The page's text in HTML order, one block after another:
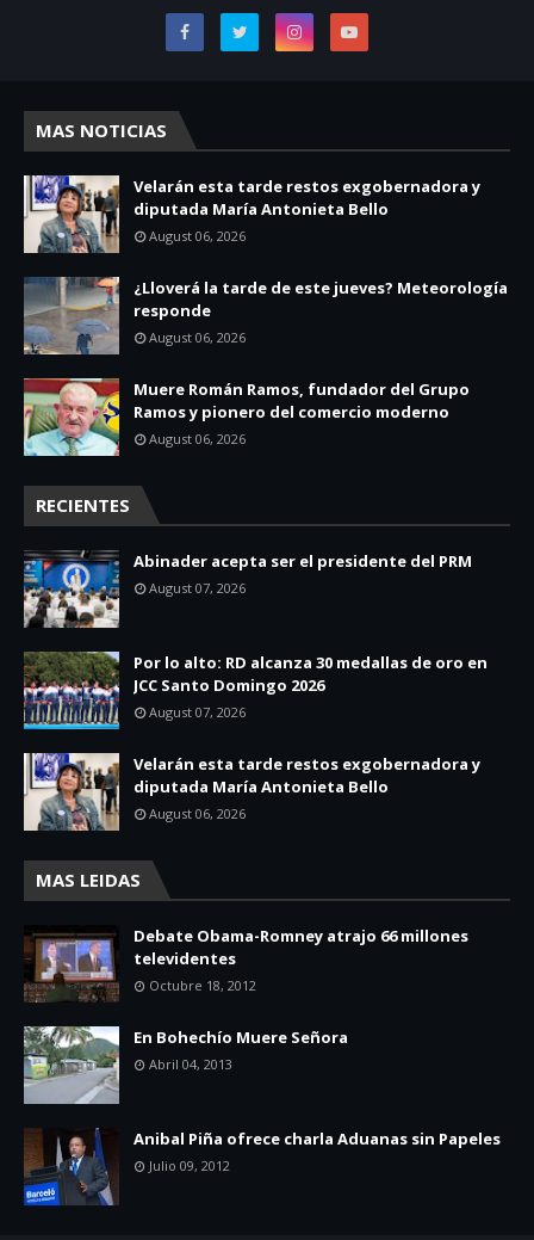
MAS NOTICIAS
Velarán esta tarde restos exgobernadora y
diputada María Antonieta Bello
August 06, 2026
¿Lloverá la tarde de este jueves? Meteorología
responde
August 06, 2026
Muere Román Ramos, fundador del Grupo
Ramos y pionero del comercio moderno
August 06, 2026
RECIENTES
Abinader acepta ser el presidente del PRM
August 07, 2026
Por lo alto: RD alcanza 30 medallas de oro en
JCC Santo Domingo 2026
August 07, 2026
Velarán esta tarde restos exgobernadora y
diputada María Antonieta Bello
August 06, 2026
MAS LEIDAS
Debate Obama-Romney atrajo 66 millones
televidentes
Octubre 18, 2012
En Bohechío Muere Señora
Abril 04, 2013
Anibal Piña ofrece charla Aduanas sin Papeles
Julio 09, 2012